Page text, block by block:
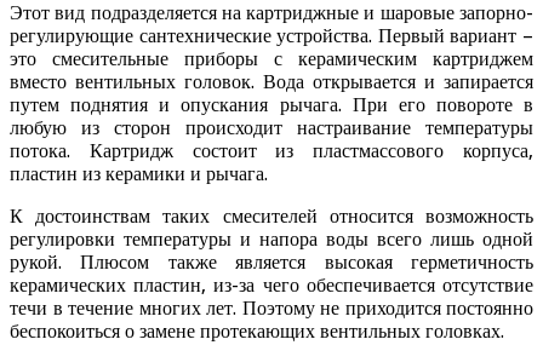
Этот вид подразделяется на картриджные и шаровые запорно-
регулирующие сантехнические устройства. Первый вариант –
это смесительные приборы с керамическим картриджем
вместо вентильных головок. Вода открывается и запирается
путем поднятия и опускания рычага. При его повороте в
любую из сторон происходит настраивание температуры
потока. Картридж состоит из пластмассового корпуса,
пластин из керамики и рычага.
К достоинствам таких смесителей относится возможность
регулировки температуры и напора воды всего лишь одной
рукой. Плюсом также является высокая герметичность
керамических пластин, из-за чего обеспечивается отсутствие
течи в течение многих лет. Поэтому не приходится постоянно
беспокоиться о замене протекающих вентильных головках.